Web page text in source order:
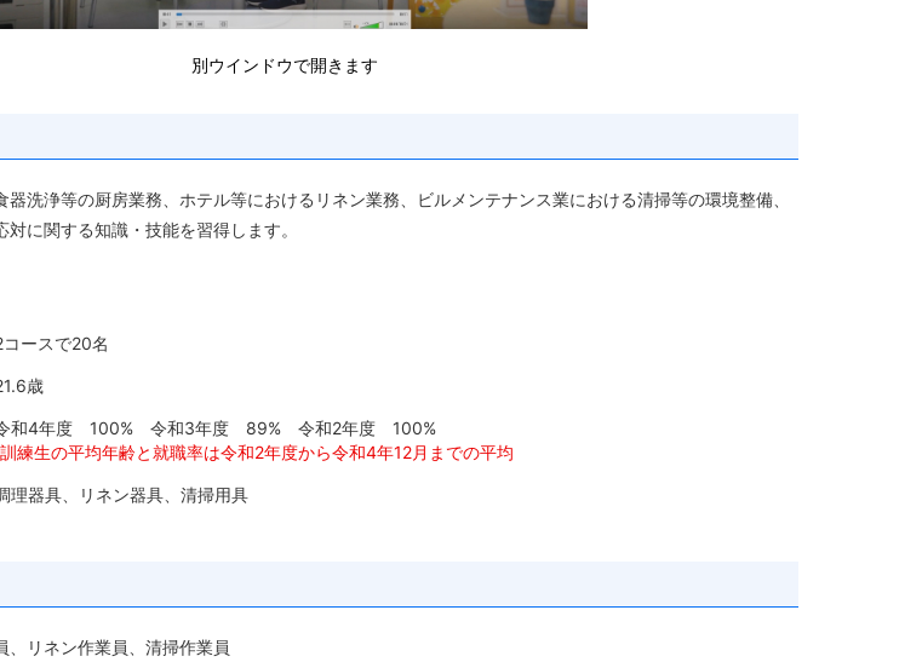
別ウインドウで開きます
洗浄等の厨房業務、ホテル等におけるリネン業務、ビルメンテナンス業における清掃等の環境整備、
に関する知識・技能を習得します。
コースで20名
歳
令和4年度 100% 令和3年度 89% 令和2年度 100%
練生の平均年齢と就職率は令和2年度から令和4年12月までの平均
理器具、リネン器具、清掃用具
、リネン作業員、清掃作業員